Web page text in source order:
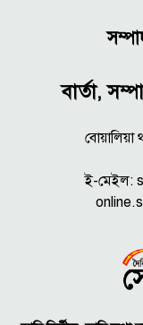
বার্তা,
বোয়ালিয়া
ই-মেইল: